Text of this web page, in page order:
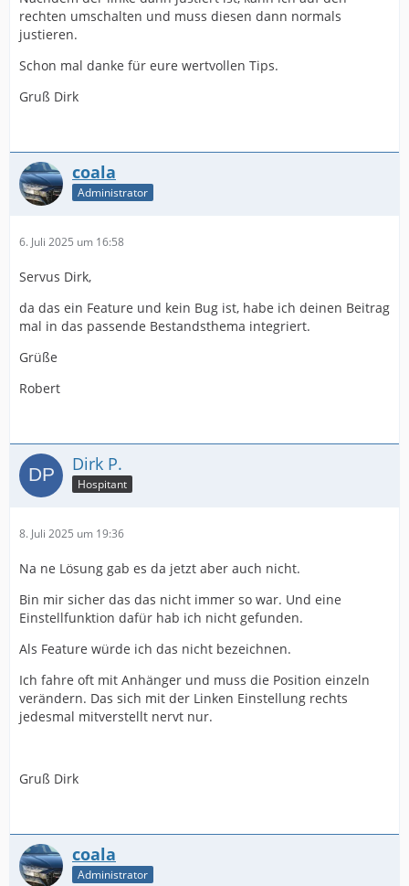
rechten umschalten und muss diesen dann normals
justieren.
Schon mal danke für eure wertvollen Tips.
Gruß Dirk
coala
Administrator
6. Juli 2025 um 16:58
Servus Dirk,
da das ein Feature und kein Bug ist, habe ich deinen Beitrag
mal in das passende Bestandsthema integriert.
Grüße
Robert
Dirk P.
Hospitant
8. Juli 2025 um 19:36
Na ne Lösung gab es da jetzt aber auch nicht.
Bin mir sicher das das nicht immer so war. Und eine
Einstellfunktion dafür hab ich nicht gefunden.
Als Feature würde ich das nicht bezeichnen.
Ich fahre oft mit Anhänger und muss die Position einzeln
verändern. Das sich mit der Linken Einstellung rechts
jedesmal mitverstellt nervt nur.
Gruß Dirk
coala
Administrator